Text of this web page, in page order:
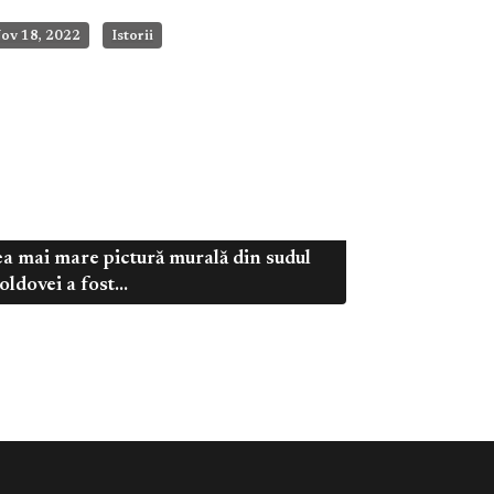
18, 2022 Istorii
mai mare pictură murală din sudul
a fost...